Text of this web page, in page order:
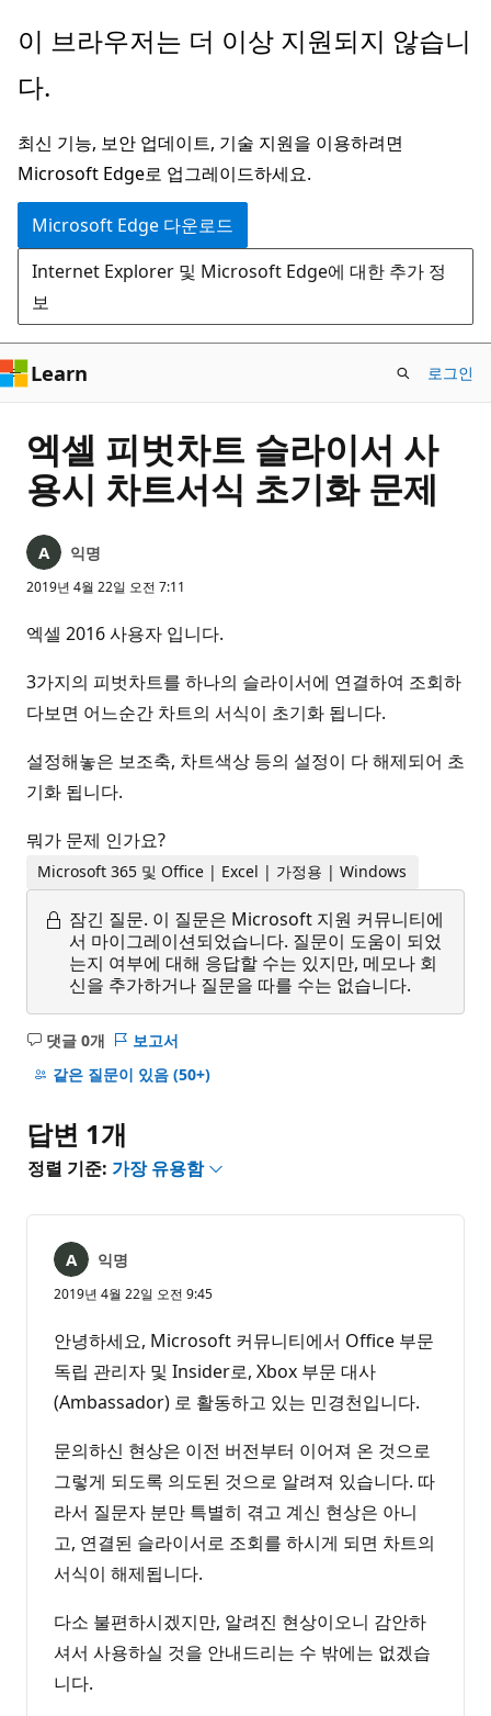
주
콘
츠
로
건
너
뛰
기
이 브라우저는 더 이상 지원되지 않습니
다.
최신 기능, 보안 업데이트, 기술 지원을 이용하려면
Microsoft Edge로 업그레이드하세요.
Microsoft Edge 다운로드
Internet Explorer 및 Microsoft Edge에 대한 추가 정
보
Learn 로그인
엑셀 피벗차트 슬라이서 사
용시 차트서식 초기화 문제
익명
2019년 4월 22일 오전 7:11
엑셀 2016 사용자 입니다.
3가지의 피벗차트를 하나의 슬라이서에 연결하여 조회하
다보면 어느순간 차트의 서식이 초기화 됩니다.
설정해놓은 보조축, 차트색상 등의 설정이 다 해제되어 초
기화 됩니다.
뭐가 문제 인가요?
Microsoft 365 및 Office | Excel | 가정용 | Windows
잠긴 질문. 이 질문은 Microsoft 지원 커뮤니티에
서 마이그레이션되었습니다. 질문이 도움이 되었
는지 여부에 대해 응답할 수는 있지만, 메모나 회
신을 추가하거나 질문을 따를 수는 없습니다.
댓글 0개
설
명
음
보고서
같은 질문이 있음 (50+)
답변 1개
정렬 기준: 가장 유용함
익명
2019년 4월 22일 오전 9:45
안녕하세요, Microsoft 커뮤니티에서 Office 부문
독립 관리자 및 Insider로, Xbox 부문 대사
(Ambassador) 로 활동하고 있는 민경천입니다.
문의하신 현상은 이전 버전부터 이어져 온 것으로
그렇게 되도록 의도된 것으로 알려져 있습니다. 따
라서 질문자 분만 특별히 겪고 계신 현상은 아니
고, 연결된 슬라이서로 조회를 하시게 되면 차트의
서식이 해제됩니다.
다소 불편하시겠지만, 알려진 현상이오니 감안하
셔서 사용하실 것을 안내드리는 수 밖에는 없겠습
니다.